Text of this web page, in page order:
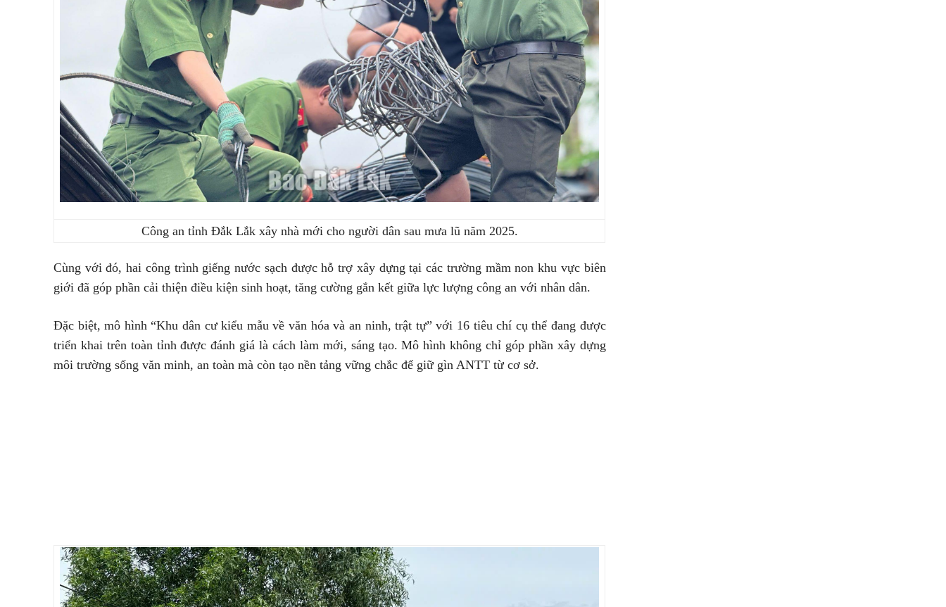
Công an tỉnh Đắk Lắk xây nhà mới cho người dân sau mưa lũ năm 2025.
Cùng với đó, hai công trình giếng nước sạch được hỗ trợ xây dựng tại các trường mầm non khu vực biên
giới đã góp phần cải thiện điều kiện sinh hoạt, tăng cường gắn kết giữa lực lượng công an với nhân dân.
Đặc biệt, mô hình “Khu dân cư kiểu mẫu về văn hóa và an ninh, trật tự” với 16 tiêu chí cụ thể đang được
triển khai trên toàn tỉnh được đánh giá là cách làm mới, sáng tạo. Mô hình không chỉ góp phần xây dựng
môi trường sống văn minh, an toàn mà còn tạo nền tảng vững chắc để giữ gìn ANTT từ cơ sở.